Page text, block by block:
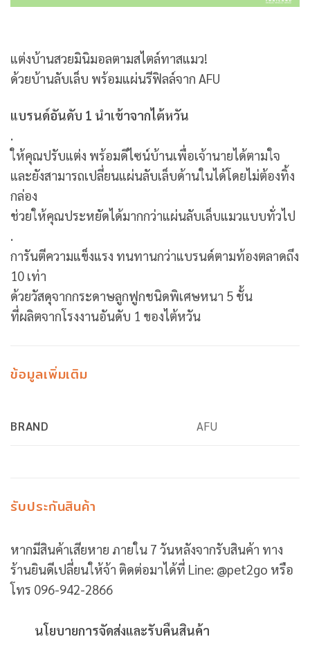
แต่งบ้านสวยมินิมอลตามสไตล์ทาสแมว!
ด้วยบ้านลับเล็บ พร้อมแผ่นรีฟิลล์จาก AFU
แบรนด์อันดับ 1 นำเข้าจากไต้หวัน
.
ให้คุณปรับแต่ง พร้อมดีไซน์บ้านเพื่อเจ้านายได้ตามใจ
และยังสามารถเปลี่ยนแผ่นลับเล็บด้านในได้โดยไม่ต้องทิ้ง
กล่อง
ช่วยให้คุณประหยัดได้มากกว่าแผ่นลับเล็บแมวแบบทั่วไป
.
การันตีความแข็งแรง ทนทานกว่าแบรนด์ตามท้องตลาดถึง
10 เท่า
ด้วยวัสดุจากกระดาษลูกฟูกชนิดพิเศษหนา 5 ชั้น
ที่ผลิตจากโรงงานอันดับ 1 ของไต้หวัน
ข้อมูลเพิ่มเติม
BRAND AFU
รับประกันสินค้า
หากมีสินค้าเสียหาย ภายใน 7 วันหลังจากรับสินค้า ทาง
ร้านยินดีเปลี่ยนให้จ้า ติดต่อมาได้ที่ Line: @pet2go หรือ
โทร 096-942-2866
นโยบายการจัดส่งและรับคืนสินค้า